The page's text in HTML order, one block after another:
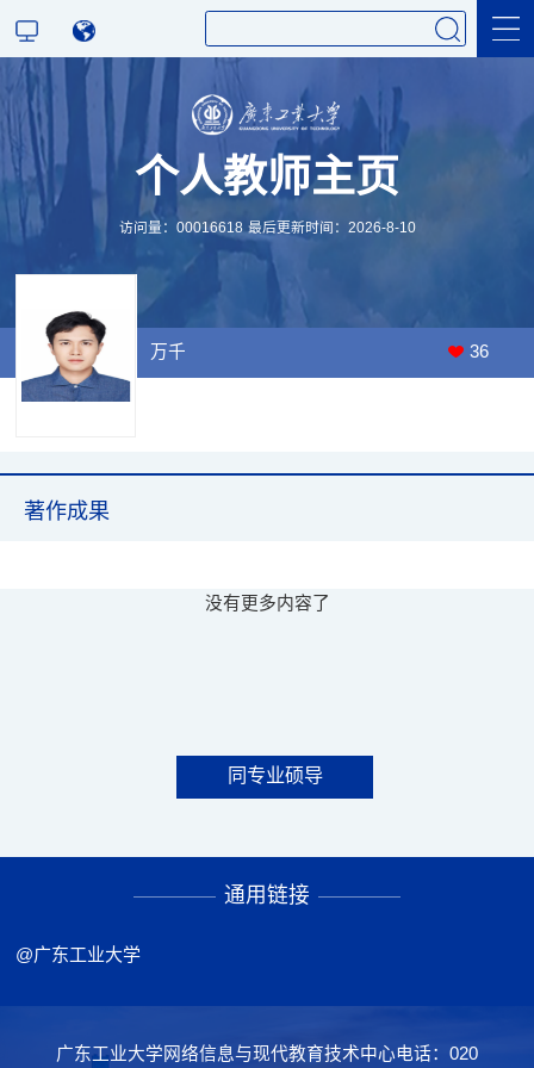
科学研究
教学研究
个人教师主页
访问量： 00016618 最后更新时间： 2026-8-10
万千 36
著作成果
没有更多内容了
同专业硕导
通用链接
@广东工业大学
广东工业大学网络信息与现代教育技术中心电话：020